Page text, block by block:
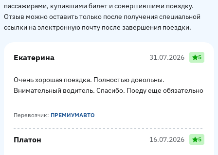
пассажирами, купившими билет и совершившими поездку.
Отзыв можно оставить только после получения специальной
ссылки на электронную почту после завершения поездки.
Екатерина 31.07.2026 5
Очень хорошая поездка. Полностью довольны.
Внимательный водитель. Спасибо. Поеду еще обязательно
Перевозчик: ПРЕМИУМАВТО
Платон 16.07.2026 5